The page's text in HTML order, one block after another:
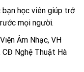
bạn học viên giúp trở
mọi người.
Âm Nhạc, VH
CĐ Nghệ Thuật Hà